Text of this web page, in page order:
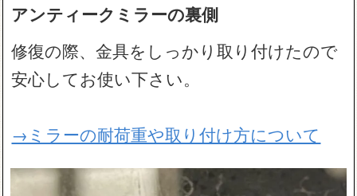
アンティークミラーの裏側
修復の際、金具をしっかり取り付けたので
安心してお使い下さい。
→ミラーの耐荷重や取り付け方について